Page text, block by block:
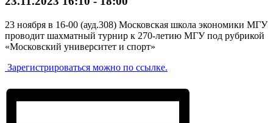
23 ноября в 16-00 (ауд.308) Московская школа экономики МГУ
проводит шахматный турнир к 270-летию МГУ под рубрикой
«Московский университет и спорт»
Зарегистрироваться можно по ссылке.